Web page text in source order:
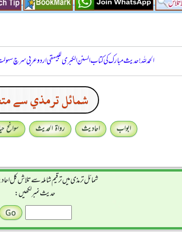
الحمدللہ! حدیث مبارک کی کتاب السنن الكبرى للبيهقي اردو عربی سرچ
شمائل ترمذي سے
ابواب احادیث رواۃ الحدیث
سوانح
شمائل ترمذی میں ترقیم شاملہ سے تلاش کل
حدیث نمبر لکھیں: